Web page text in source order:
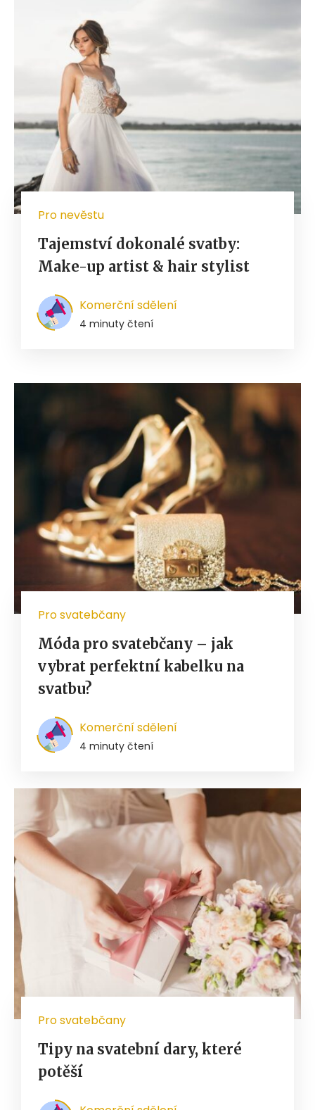
Pro nevěstu
Tajemství dokonalé svatby:
Make-up artist & hair stylist
Komerční sdělení
4 minuty čtení
Pro svatebčany
Móda pro svatebčany – jak
vybrat perfektní kabelku na
svatbu?
Komerční sdělení
4 minuty čtení
Pro svatebčany
Tipy na svatební dary, které
potěší